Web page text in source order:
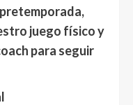
juego físico y
para seguir